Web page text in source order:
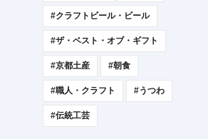
#クラフトビール・ビール
#ザ・ベスト・オブ・ギフト
#京都土産 #朝食
#職人・クラフト #うつわ
#伝統工芸